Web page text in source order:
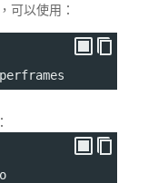
可以使用：